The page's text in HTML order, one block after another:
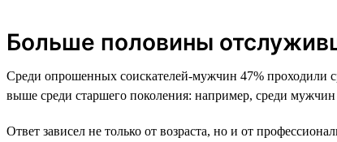
Больше половины
Среди опрошенных соискателей-мужчин 47% проходили
выше среди старшего поколения: например, среди
Ответ зависел не только от возраста, но и от